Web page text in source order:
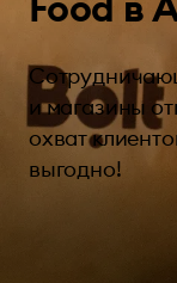
и магазины
охват
выгодно!